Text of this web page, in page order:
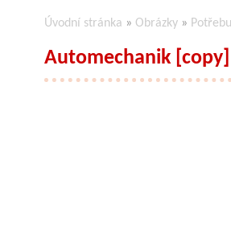
Úvodní stránka » Obrázky »
Automechanik [copy]